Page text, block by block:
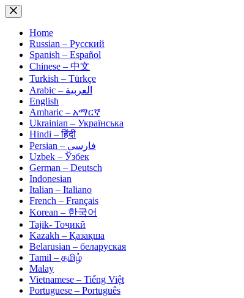
Skip
to
contentHome
Russian – Русский
Spanish – Español
Chinese – 中文
Turkish – Türkçe
Arabic – العربية
English
Amharic – አማርኛ
Ukrainian – Українська
Hindi – हिंदी
Persian – فارسی
Uzbek – Ўзбек
German – Deutsch
Indonesian
Italian – Italiano
French – Français
Korean – 한국어
Tajik- Тоҷикӣ
Kazakh – Қазақша
Belarusian – беларуская
Tamil – தமிழ்
Malay
Vietnamese – Tiếng Việt
Portuguese – Português